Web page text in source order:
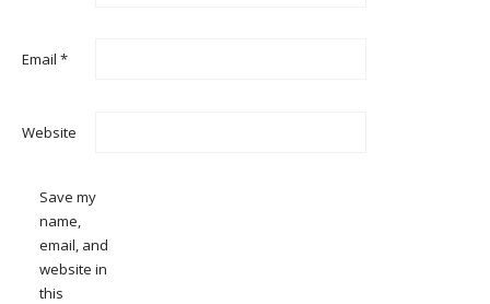
Email *
Website
Save my
name,
email, and
website in
this